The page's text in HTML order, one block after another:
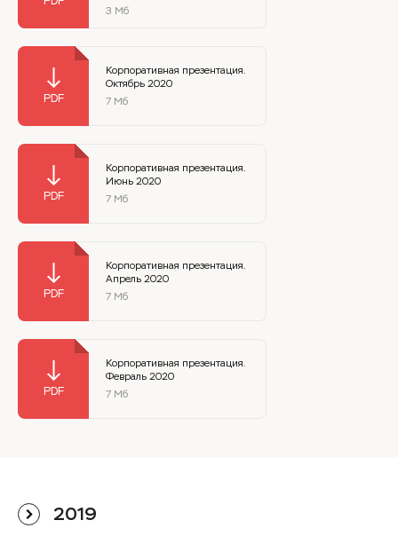
3 Мб
Корпоративная презентация.
Октябрь 2020
7 Мб
Корпоративная презентация.
Июнь 2020
7 Мб
Корпоративная презентация.
Апрель 2020
7 Мб
Корпоративная презентация.
Февраль 2020
7 Мб
2019